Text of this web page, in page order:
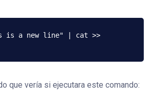
is a new line" | cat >>
que vería si ejecutara este comando: